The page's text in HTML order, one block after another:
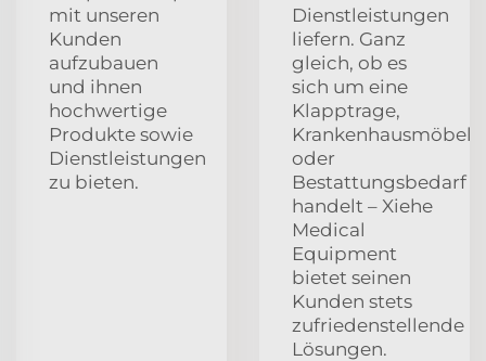
mit unseren
Kunden
aufzubauen
und ihnen
hochwertige
Produkte sowie
Dienstleistungen
zu bieten.
Dienstleistungen
liefern. Ganz
gleich, ob es
sich um eine
Klapptrage,
Krankenhausmöbel
oder
Bestattungsbedarf
handelt – Xiehe
Medical
Equipment
bietet seinen
Kunden stets
zufriedenstellende
Lösungen.